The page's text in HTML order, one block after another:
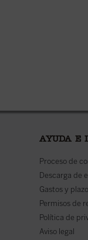
AYUDA E
Proceso de
Descarga de
Gastos y
Permisos de
Política de
Aviso legal